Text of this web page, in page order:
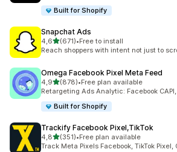
Built for Shopify
Snapchat Ads
4,6/ 5 tähteä
(671)
671 arvostelua yhteensä
•Free to install
Reach shoppers with intent not just to
Omega Facebook Pixel Meta Feed
4,9/ 5 tähteä
(878)
878 arvostelua yhteensä
•Free plan available
Retargeting Ads Analytic: Facebook
Built for Shopify
Trackify Facebook Pixel,TikTok
4,8/ 5 tähteä
(351)
351 arvostelua yhteensä
•Free plan available
Track Meta Pixels Facebook, TikTok Pixel,